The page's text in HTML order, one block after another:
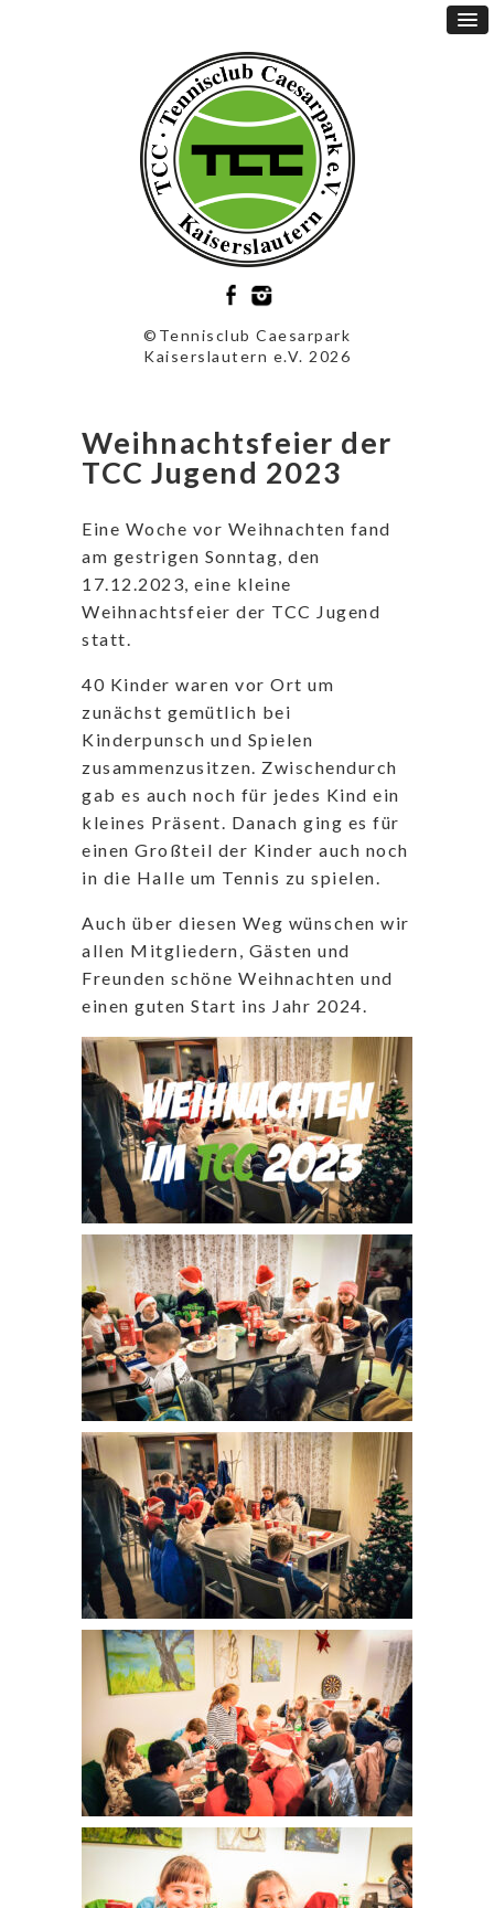
©Tennisclub Caesarpark
Kaiserslautern e.V. 2026
Weihnachtsfeier der
TCC Jugend 2023
Eine Woche vor Weihnachten fand
am gestrigen Sonntag, den
17.12.2023, eine kleine
Weihnachtsfeier der TCC Jugend
statt.
40 Kinder waren vor Ort um
zunächst gemütlich bei
Kinderpunsch und Spielen
zusammenzusitzen. Zwischendurch
gab es auch noch für jedes Kind ein
kleines Präsent. Danach ging es für
einen Großteil der Kinder auch noch
in die Halle um Tennis zu spielen.
Auch über diesen Weg wünschen wir
allen Mitgliedern, Gästen und
Freunden schöne Weihnachten und
einen guten Start ins Jahr 2024.